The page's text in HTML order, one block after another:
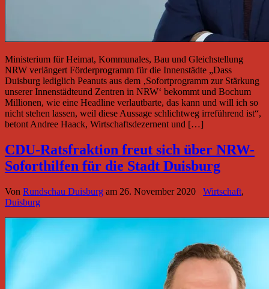
Ministerium für Heimat, Kommunales, Bau und Gleichstellung
NRW verlängert Förderprogramm für die Innenstädte „Dass
Duisburg lediglich Peanuts aus dem ‚Sofortprogramm zur Stärkung
unserer Innenstädteund Zentren in NRW‘ bekommt und Bochum
Millionen, wie eine Headline verlautbarte, das kann und will ich so
nicht stehen lassen, weil diese Aussage schlichtweg irreführend ist“,
betont Andree Haack, Wirtschaftsdezernent und […]
CDU-Ratsfraktion freut sich über NRW-
Soforthilfen für die Stadt Duisburg
Von Rundschau Duisburg am 26. November 2020 Wirtschaft,
Duisburg